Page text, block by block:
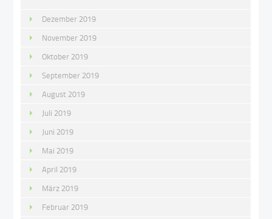
Dezember 2019
November 2019
Oktober 2019
September 2019
August 2019
Juli 2019
Juni 2019
Mai 2019
April 2019
März 2019
Februar 2019